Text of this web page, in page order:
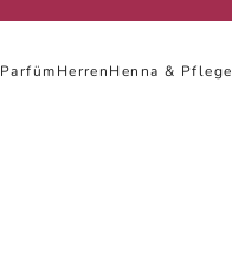
ParfümHerrenHenna & Pflege